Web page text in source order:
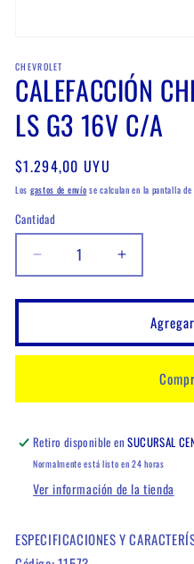
multimedia
1
en
ventana
modal
CHEVROLET
CALEFACCIÓN
LS G3 16V C/A
Precio
habitual
$1.294,00 UYU
Los gastos de envío se calculan en la pantalla de
Cantidad
Cantidad
Reducir
cantidad
para
AVEO
C/A
Aumentar
cantidad
para
AVEO
C/A
Retiro disponible enSUCURSAL
Normalmente está listo en 24 horas
Ver información de la tienda
ESPECIFICACIONES Y